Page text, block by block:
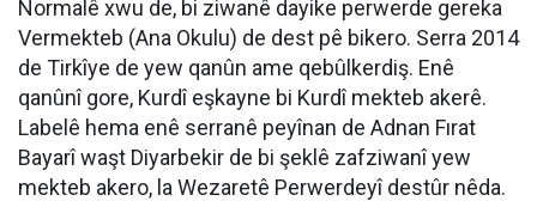
Normalê xwu de, bi ziwanê dayike perwerde gereka
Vermekteb (Ana Okulu) de dest pê bikero. Serra 2014
de Tirkîye de yew qanûn ame qebûlkerdiş. Enê
qanûnî gore, Kurdî eşkayne bi Kurdî mekteb akerê.
Labelê hema enê serranê peyînan de Adnan Fırat
Bayarî waşt Diyarbekir de bi şeklê zafziwanî yew
mekteb akero, la Wezaretê Perwerdeyî destûr nêda.